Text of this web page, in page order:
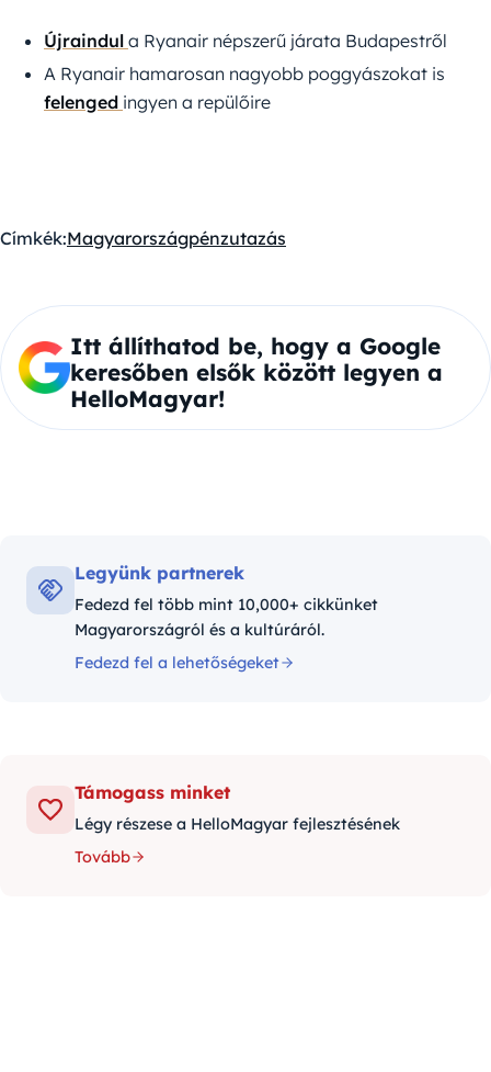
Újraindul a Ryanair népszerű járata Budapestről
A Ryanair hamarosan nagyobb poggyászokat is
felenged ingyen a repülőire
Címkék:Magyarországpénzutazás
Itt állíthatod be, hogy a Google
keresőben elsők között legyen a
HelloMagyar!
Legyünk partnerek
Fedezd fel több mint 10,000+ cikkünket
Magyarországról és a kultúráról.
Fedezd fel a lehetőségeket
Támogass minket
Légy részese a HelloMagyar fejlesztésének
Tovább